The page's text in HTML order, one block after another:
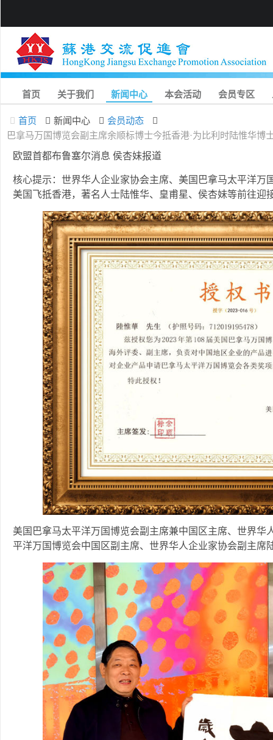
首页 关于我们 新闻中心 本会活动 会员专区
首页 新闻中心
会员动态
巴拿马万国博览会副主席余顺标博士今抵香港·为比利时陆惟华博
欧盟首都布鲁塞尔消息 侯杏妹报道
核心提示：世界华人企业家协会主席、美国巴拿马太平洋万
美国飞抵香港，著名人士陆惟华、皇甫星、侯杏妹等前往迎
美国巴拿马太平洋万国博览会副主席兼中国区主席、世界华
平洋万国博览会中国区副主席、世界华人企业家协会副主席